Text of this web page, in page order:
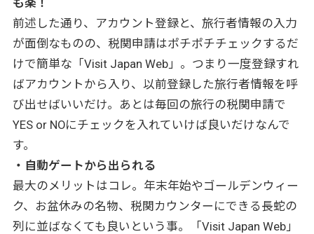
も楽！
前述した通り、アカウント登録と、旅行者情報の入力
が面倒なものの、税関申請はポチポチチェックするだ
けで簡単な「Visit Japan Web」。つまり一度登録すれ
ばアカウントから入り、以前登録した旅行者情報を呼
び出せばいいだけ。あとは毎回の旅行の税関申請で
YES or NOにチェックを入れていけば良いだけなんで
す。
・自動ゲートから出られる
最大のメリットはコレ。年末年始やゴールデンウィー
ク、お盆休みの名物、税関カウンターにできる長蛇の
列に並ばなくても良いという事。「Visit Japan Web」